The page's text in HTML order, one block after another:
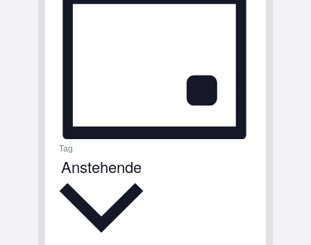
Tag
Anstehende